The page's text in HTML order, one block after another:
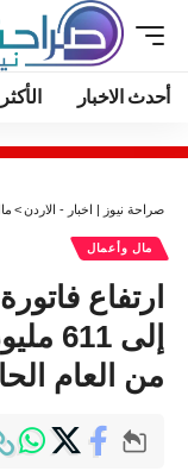
أحدث الاخبار
صراحة نيوز | اخبار - الاردن>
مال وأعمال
ارتفاع
إلى
من العام